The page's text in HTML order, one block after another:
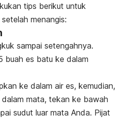
tips berikut untuk
menangis:
sampai setengahnya.
buah es batu ke dalam
ke dalam air es, kemudian,
mata, tekan ke bawah
sudut luar mata Anda. Pijat